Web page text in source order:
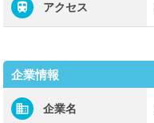
アクセス
企業情報
企業名